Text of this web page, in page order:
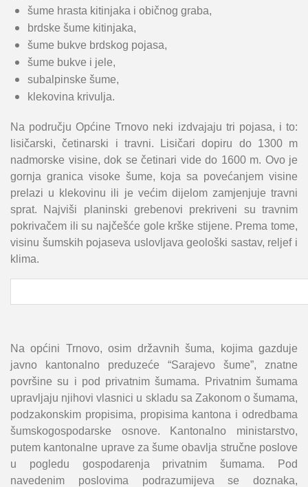
šume hrasta kitinjaka i običnog graba,
brdske šume kitinjaka,
šume bukve brdskog pojasa,
šume bukve i jele,
subalpinske šume,
klekovina krivulja.
Na području Općine Trnovo neki izdvajaju tri pojasa, i to:
lisičarski, četinarski i travni. Lisičari dopiru do 1300 m
nadmorske visine, dok se četinari vide do 1600 m. Ovo je
gornja granica visoke šume, koja sa povećanjem visine
prelazi u klekovinu ili je većim dijelom zamjenjuje travni
sprat. Najviši planinski grebenovi prekriveni su travnim
pokrivačem ili su najčešće gole krške stijene. Prema tome,
visinu šumskih pojaseva uslovljava geološki sastav, reljef i
klima.
Na općini Trnovo, osim državnih šuma, kojima gazduje
javno kantonalno preduzeće “Sarajevo šume”, znatne
površine su i pod privatnim šumama. Privatnim šumama
upravljaju njihovi vlasnici u skladu sa Zakonom o šumama,
podzakonskim propisima, propisima kantona i odredbama
šumskogospodarske osnove. Kantonalno ministarstvo,
putem kantonalne uprave za šume obavlja stručne poslove
u pogledu gospodarenja privatnim šumama. Pod
navedenim poslovima podrazumijeva se doznaka,